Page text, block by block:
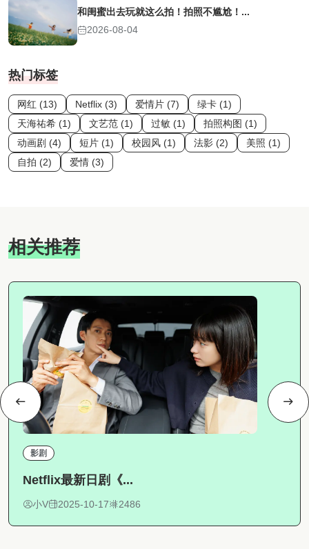
和闺蜜出去玩就这么拍！拍照不尴尬！...
2026-08-04
热门标签
网红 (13) Netflix (3) 爱情片 (7)
绿卡 (1)
天海祐希 (1)
文艺范 (1) 过敏 (1)
拍照构图 (1)
动画剧 (4)
短片 (1) 校园风 (1) 法影 (2)
美照 (1)
自拍 (2)
爱情 (3)
相关推荐
影剧
Netflix最新日剧《...
小V 2025-10-17 2486